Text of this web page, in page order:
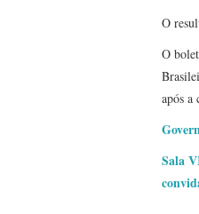
O
O
após a
Sala